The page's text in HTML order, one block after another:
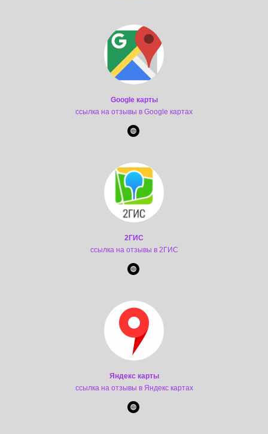
Google карты
ссылка на отзывы в Google картах
2ГИС
ссылка на отзывы в 2ГИС
Яндекс карты
ссылка на отзывы в Яндекс картах